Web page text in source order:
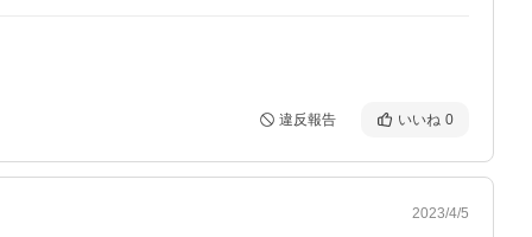
違反報告 いいね 0
2023/4/5